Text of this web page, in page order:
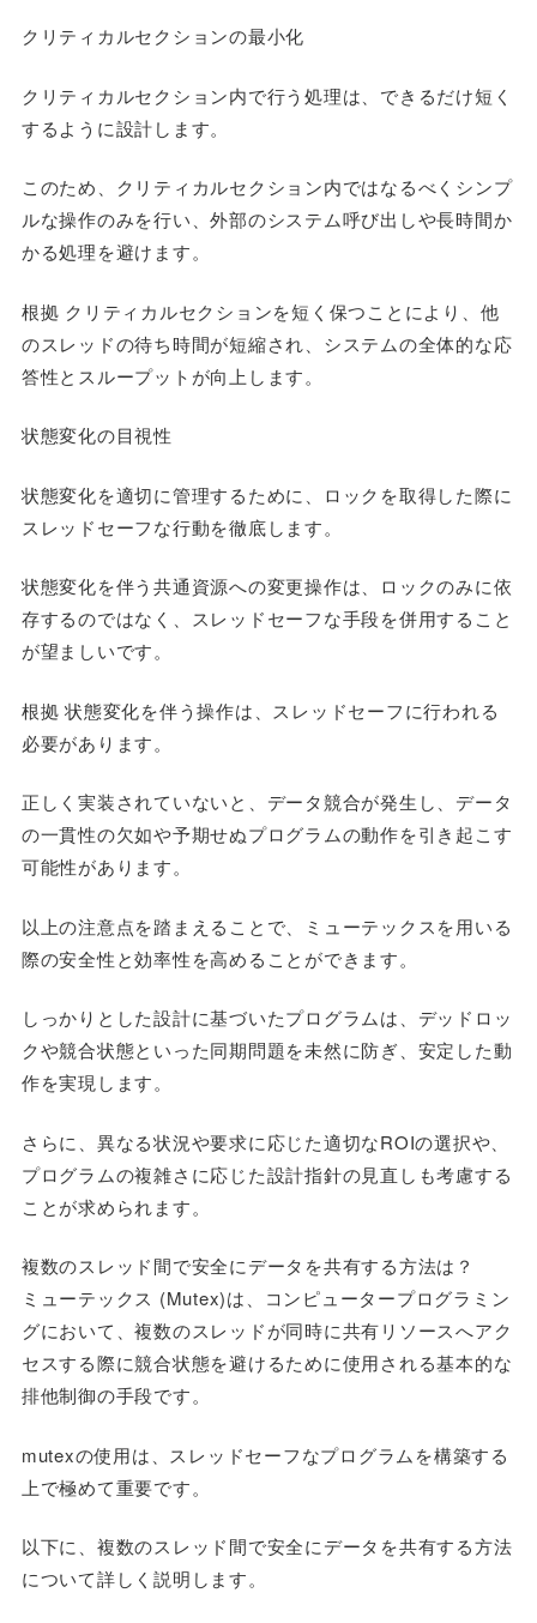
クリティカルセクションの最小化
クリティカルセクション内で行う処理は、できるだけ短く
するように設計します。
このため、クリティカルセクション内ではなるべくシンプ
ルな操作のみを行い、外部のシステム呼び出しや長時間か
かる処理を避けます。
根拠 クリティカルセクションを短く保つことにより、他
のスレッドの待ち時間が短縮され、システムの全体的な応
答性とスループットが向上します。
状態変化の目視性
状態変化を適切に管理するために、ロックを取得した際に
スレッドセーフな行動を徹底します。
状態変化を伴う共通資源への変更操作は、ロックのみに依
存するのではなく、スレッドセーフな手段を併用すること
が望ましいです。
根拠 状態変化を伴う操作は、スレッドセーフに行われる
必要があります。
正しく実装されていないと、データ競合が発生し、データ
の一貫性の欠如や予期せぬプログラムの動作を引き起こす
可能性があります。
以上の注意点を踏まえることで、ミューテックスを用いる
際の安全性と効率性を高めることができます。
しっかりとした設計に基づいたプログラムは、デッドロッ
クや競合状態といった同期問題を未然に防ぎ、安定した動
作を実現します。
さらに、異なる状況や要求に応じた適切なROIの選択や、
プログラムの複雑さに応じた設計指針の見直しも考慮する
ことが求められます。
複数のスレッド間で安全にデータを共有する方法は？
ミューテックス (Mutex)は、コンピュータープログラミン
グにおいて、複数のスレッドが同時に共有リソースへアク
セスする際に競合状態を避けるために使用される基本的な
排他制御の手段です。
mutexの使用は、スレッドセーフなプログラムを構築する
上で極めて重要です。
以下に、複数のスレッド間で安全にデータを共有する方法
について詳しく説明します。